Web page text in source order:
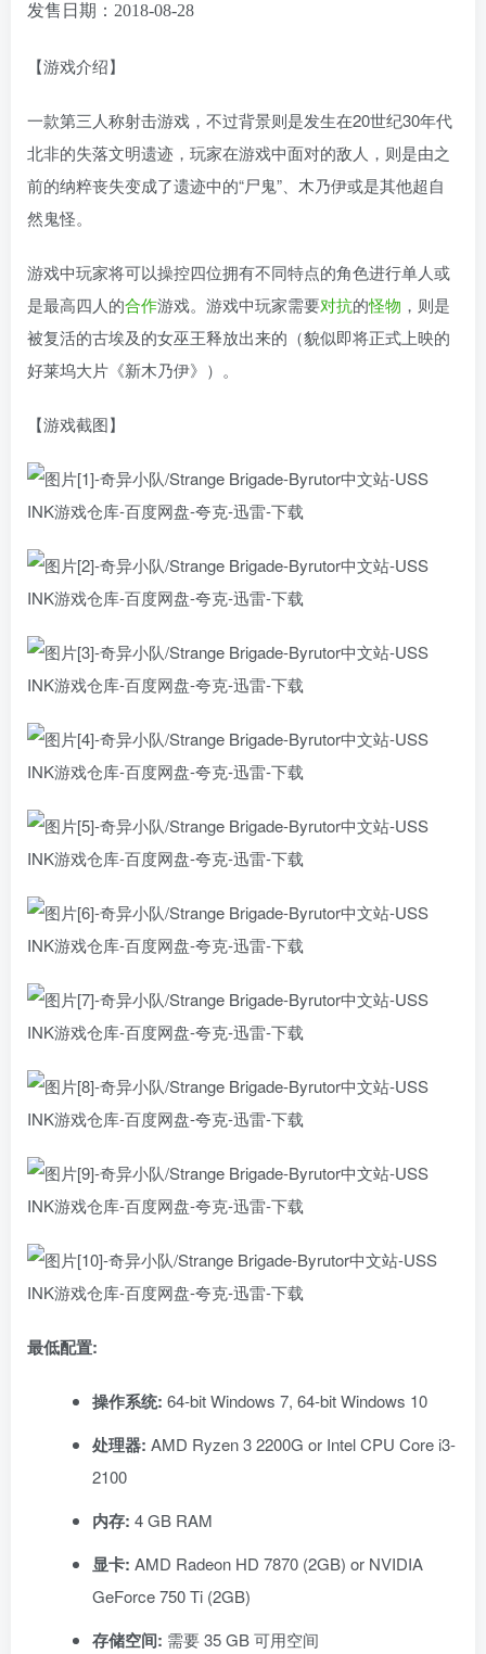
发售日期：2018-08-28
【游戏介绍】
一款第三人称射击游戏，不过背景则是发生在20世纪30年代
北非的失落文明遗迹，玩家在游戏中面对的敌人，则是由之
前的纳粹丧失变成了遗迹中的“尸鬼”、木乃伊或是其他超自
然鬼怪。
游戏中玩家将可以操控四位拥有不同特点的角色进行单人或
是最高四人的合作游戏。游戏中玩家需要对抗的怪物 ，则是
被复活的古埃及的女巫王释放出来的（貌似即将正式上映的
好莱坞大片《新木乃伊》）。
【游戏截图】
最低配置:
操作系统: 64-bit Windows 7, 64-bit Windows 10
处理器: AMD Ryzen 3 2200G or Intel CPU Core i3-
2100
内存: 4 GB RAM
显卡: AMD Radeon HD 7870 (2GB) or NVIDIA
GeForce 750 Ti (2GB)
存储空间: 需要 35 GB 可用空间